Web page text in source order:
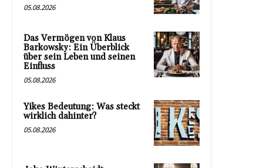
05.08.2026
Das Vermögen von Klaus
Barkowsky: Ein Überblick
über sein Leben und seinen
Einfluss
05.08.2026
Yikes Bedeutung: Was steckt
wirklich dahinter?
05.08.2026